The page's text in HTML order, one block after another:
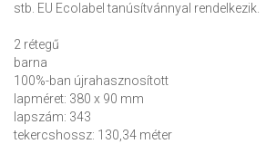
stb. EU Ecolabel tanúsítvánnyal rendelkezik.
2 rétegű
barna
100%-ban újrahasznosított
lapméret: 380 x 90 mm
lapszám: 343
tekercshossz: 130,34 méter